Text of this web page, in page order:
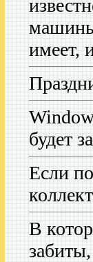
имеет,
будет
Если
В